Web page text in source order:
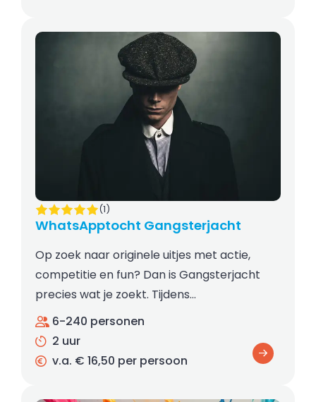
WhatsApptocht Gangsterjacht
(1)
Op zoek naar originele uitjes met actie,
competitie en fun? Dan is Gangsterjacht
precies wat je zoekt. Tijdens…
6-240 personen
2 uur
v.a. € 16,50 per persoon